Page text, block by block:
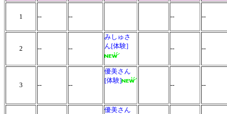
1 -- -- -- --
2 -- --
みしゅさ
ん[体験]
-- --
3 -- --
優美さん
[体験]
-- --
優美さん